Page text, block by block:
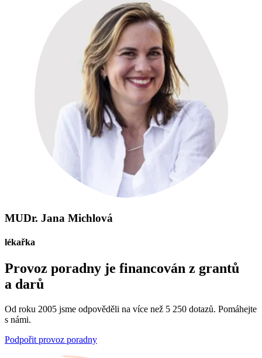
MUDr. Jana Michlová
lékařka
Provoz poradny je financován z grantů
a darů
Od roku 2005 jsme odpověděli na více než 5 250 dotazů. Pomáhejte
s námi.
Podpořit provoz poradny